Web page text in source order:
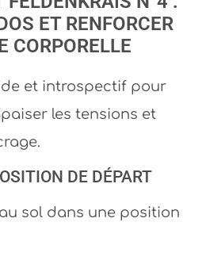
ET RENFORCER
CORPORELLE
et introspectif pour
les tensions et
DE DÉPART
sol dans une position